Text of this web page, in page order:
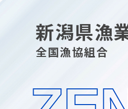
新潟県漁
全国漁協組合